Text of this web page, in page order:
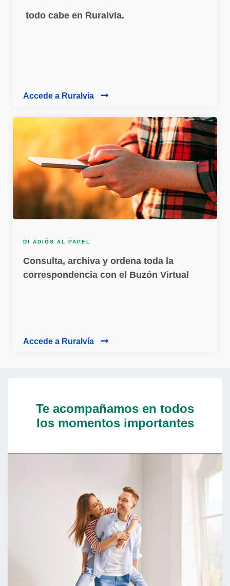
todo cabe en Ruralvia.
Accede a Ruralvia
DI ADIÓS AL PAPEL
Consulta, archiva y ordena toda la
correspondencia con el Buzón Virtual
Accede a Ruralvía
Te acompañamos en todos
los momentos importantes